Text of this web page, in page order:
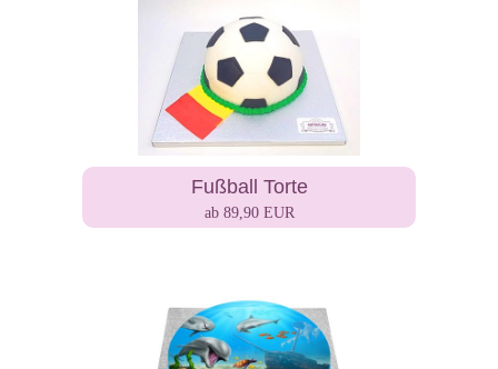
Fußball Torte
ab 89,90 EUR